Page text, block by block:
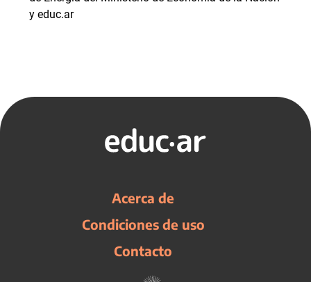
y educ.ar
Acerca de
Condiciones de uso
Contacto